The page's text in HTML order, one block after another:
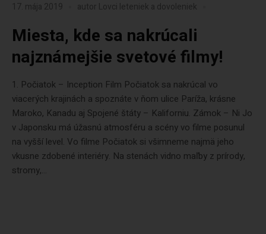
17. mája 2019 autor Lovci leteniek a dovoleniek
Miesta, kde sa nakrúcali
najznámejšie svetové filmy!
1. Počiatok – Inception Film Počiatok sa nakrúcal vo
viacerých krajinách a spoznáte v ňom ulice Paríža, krásne
Maroko, Kanadu aj Spojené štáty – Kaliforniu. Zámok – Ni Jo
v Japonsku má úžasnú atmosféru a scény vo filme posunul
na vyšší level. Vo filme Počiatok si všimneme najmä jeho
vkusne zdobené interiéry. Na stenách vidno maľby z prírody,
stromy,...